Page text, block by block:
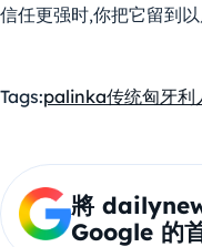
信任更强时,你把它留到以
Tags:palinka传统匈牙利
將
Google 的